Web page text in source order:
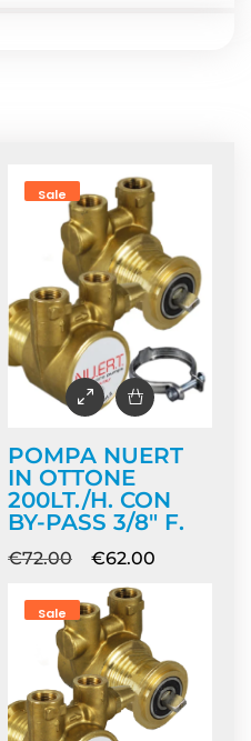
Sale
POMPA NUERT
IN OTTONE
200LT./H. CON
BY-PASS 3/8″ F.
€72.00 €62.00
Sale